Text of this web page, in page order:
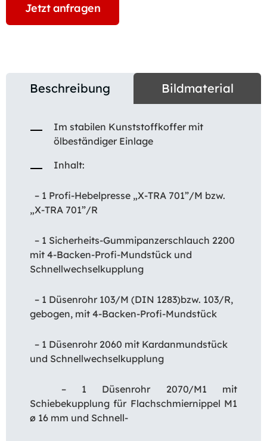
Jetzt anfragen
Beschreibung Bildmaterial
Im stabilen Kunststoffkoffer mit
ölbeständiger Einlage
Inhalt:
– 1 Profi-Hebelpresse „X-TRA 701”/M bzw.
„X-TRA 701”/R
– 1 Sicherheits-Gummipanzerschlauch 2200
mit 4-Backen-Profi-Mundstück und
Schnellwechselkupplung
– 1 Düsenrohr 103/M (DIN 1283)bzw. 103/R,
gebogen, mit 4-Backen-Profi-Mundstück
– 1 Düsenrohr 2060 mit Kardanmundstück
und Schnellwechselkupplung
– 1 Düsenrohr 2070/M1 mit
Schiebekupplung für Flachschmiernippel M1
ø 16 mm und Schnell-